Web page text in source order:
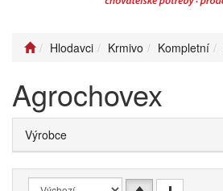
Hlodavci Krmivo Kompletní
Agrochovex
Výrobce